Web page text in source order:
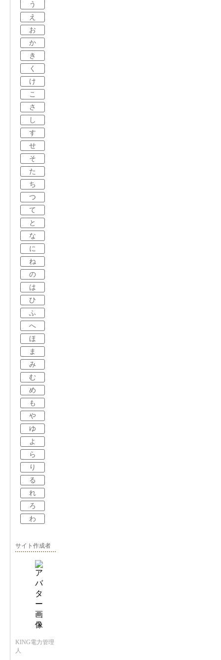
う
え
お
か
き
く
け
こ
さ
し
す
せ
そ
た
ち
つ
て
と
な
に
ね
の
は
ひ
ふ
へ
ほ
ま
み
む
め
も
や
ゆ
よ
ら
り
る
れ
ろ
わ
サイト作成者
KING電力管理
人